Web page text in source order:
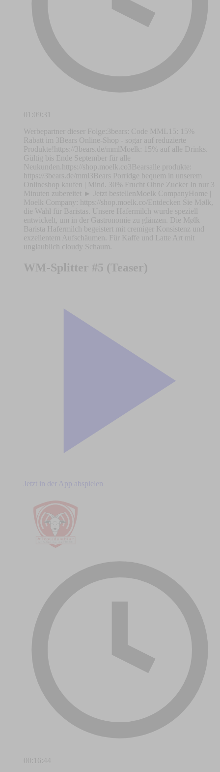
01:09:31
Werbepartner dieser Folge:3bears: Code MML15: 15%
Rabatt im 3Bears Online-Shop - sogar auf reduzierte
Produkte!https://3bears.de/mmlMoelk: 15% auf alle Drinks.
Gültig bis Ende September für alle
Neukunden.https://shop.moelk.co3Bearsalle produkte:
https://3bears.de/mml3Bears Porridge bequem in unserem
Onlineshop kaufen | Mind. 30% Frucht Ohne Zucker In nur 3
Minuten zubereitet ► Jetzt bestellenMoelk CompanyHome |
Moelk Company: https://shop.moelk.co/Entdecken Sie Mølk,
die Wahl für Baristas. Unsere Hafermilch wurde speziell
entwickelt, um in der Gastronomie zu glänzen. Die Mølk
Barista Hafermilch begeistert mit cremiger Konsistenz und
exzellentem Aufschäumen. Für Kaffe und Latte Art mit
unglaublich cloudy Schaum.
WM-Splitter #5 (Teaser)
Jetzt in der App abspielen
00:16:44